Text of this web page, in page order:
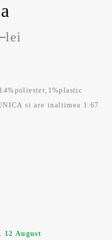
lei
si are inaltimea 1.67
August